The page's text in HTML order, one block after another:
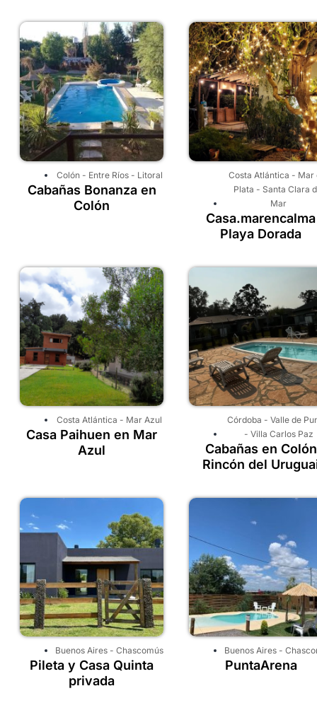
Colón- Entre Ríos- Litoral
Cabañas Bonanza en
Colón
Costa Atlántica - Mar
Plata - Santa Clara
Mar
Casa.marencalma
Playa Dorada
Costa Atlántica - Mar Azul
Casa Paihuen en Mar
Azul
Córdoba - Valle de
- Villa Carlos Paz
Cabañas en Colón
Rincón del
Buenos Aires - Chascomús
Pileta y Casa Quinta
privada
Buenos Aires -
PuntaArena